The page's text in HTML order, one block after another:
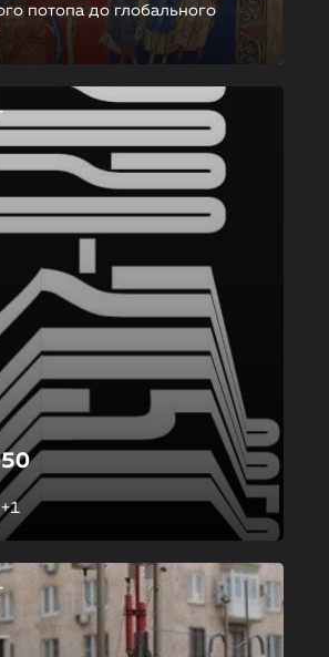
потопа до глобального